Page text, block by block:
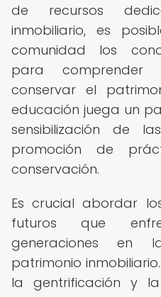
de recursos
inmobiliario, es
comunidad los
para
conservar el
educación juega un
sensibilización de
promoción de
conservación.
Es crucial abordar
futuros que
generaciones en
patrimonio
la gentrificación y